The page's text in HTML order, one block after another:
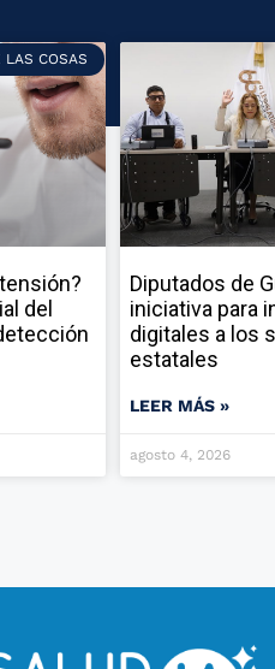
LAS COSAS
del
Diputados de
iniciativa para
digitales a los
estatales
LEER MÁS »
agosto 4, 2026